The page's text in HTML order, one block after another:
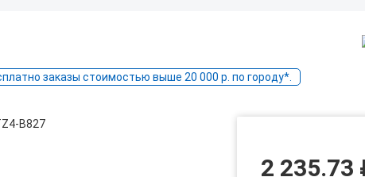
заказы стоимостью выше 20 000 р. по городу*.
2 235.73